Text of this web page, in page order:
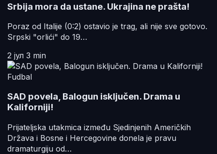
Srbija mora da ustane. Ukrajina ne prašta!
Poraz od Italije (0:2) ostavio je trag, ali nije sve gotovo.
Srpski "orlići" do 19…
2 јул 3 min
Fudbal
SAD povela, Balogun isključen. Drama u
Kaliforniji!
Prijateljska utakmica između Sjedinjenih Američkih
Država i Bosne i Hercegovine donela je pravu
dramaturgiju od…